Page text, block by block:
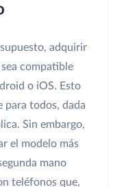
adquirir
compatible
o iOS. Esto
para todos, dada
Sin embargo,
el modelo más
mano
teléfonos que,